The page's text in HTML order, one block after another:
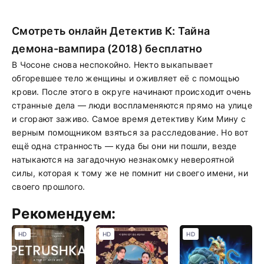
Смотреть онлайн Детектив К: Тайна
демона-вампира (2018) бесплатно
В Чосоне снова неспокойно. Некто выкапывает
обгоревшее тело женщины и оживляет её с помощью
крови. После этого в округе начинают происходит очень
странные дела — люди воспламеняются прямо на улице
и сгорают заживо. Самое время детективу Ким Мину с
верным помощником взяться за расследование. Но вот
ещё одна странность — куда бы они ни пошли, везде
натыкаются на загадочную незнакомку невероятной
силы, которая к тому же не помнит ни своего имени, ни
своего прошлого.
Рекомендуем:
HD HD HD